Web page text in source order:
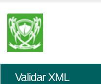
Validar XML